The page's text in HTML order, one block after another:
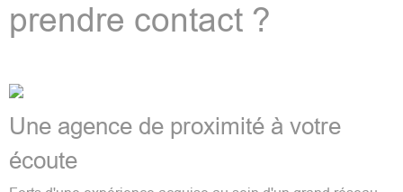
prendre contact ?
Une agence de proximité à votre
écoute